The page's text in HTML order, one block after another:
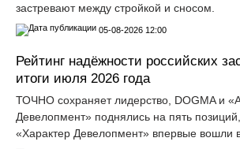
застревают между стройкой и сносом.
05-08-2026 12:00
Рейтинг надёжности российских
итоги июля 2026 года
ТОЧНО сохраняет лидерство, DOGMA и
Девелопмент» поднялись на пять
«Характер Девелопмент» впервые вошли